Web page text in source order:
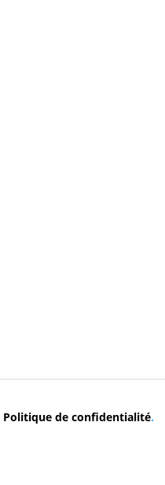
Politique de confidentialité.